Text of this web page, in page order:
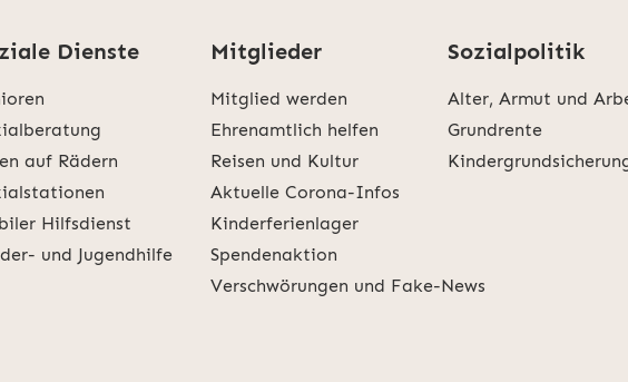
Dienste
auf Rädern
Hilfsdienst
und Jugendhilfe
Mitglieder
Mitglied werden
Ehrenamtlich helfen
Reisen und Kultur
Aktuelle Corona-Infos
Kinderferienlager
Spendenaktion
Verschwörungen und Fake-News
Sozialpolitik
Alter, Armut und
Grundrente